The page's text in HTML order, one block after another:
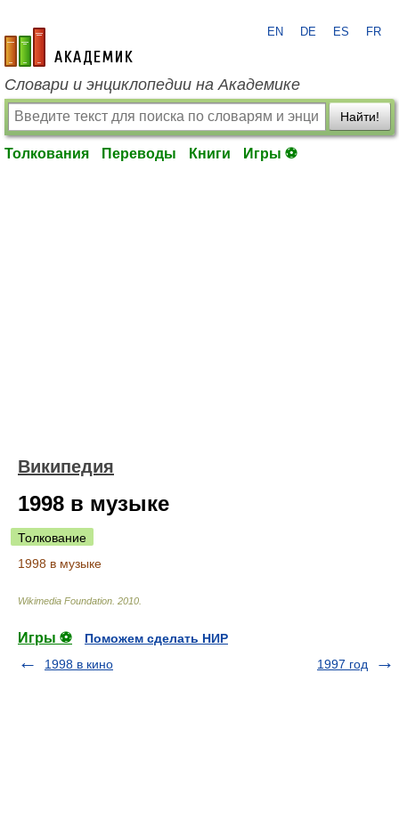
academic.ru
EN DE ES FR
Словари и энциклопедии на Академике
Найти!
Толкования Переводы Книги Игры ⚽
Википедия
1998 в музыке
Толкование
1998 в музыке
Wikimedia Foundation 2010
Игры ⚽
Поможем сделать НИР
1998 в кино
1997 год